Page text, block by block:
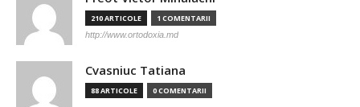
210 ARTICOLE 1 COMENTARII
http://www.ortodoxia.md
Cvasniuc Tatiana
88 ARTICOLE 0 COMENTARII